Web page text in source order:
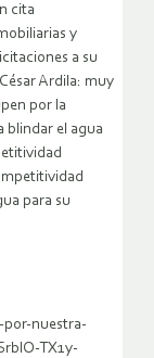
cita
y
a su
Ardila: muy
por la
blindar el agua
para su
nuestra-
TX1y-